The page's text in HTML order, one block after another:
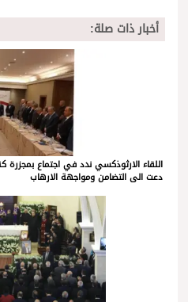
أخبار ذات صلة:
اللقاء الارثوذكسي ندد في اجتماع
دعت الى التضامن ومواجهة الارهاب